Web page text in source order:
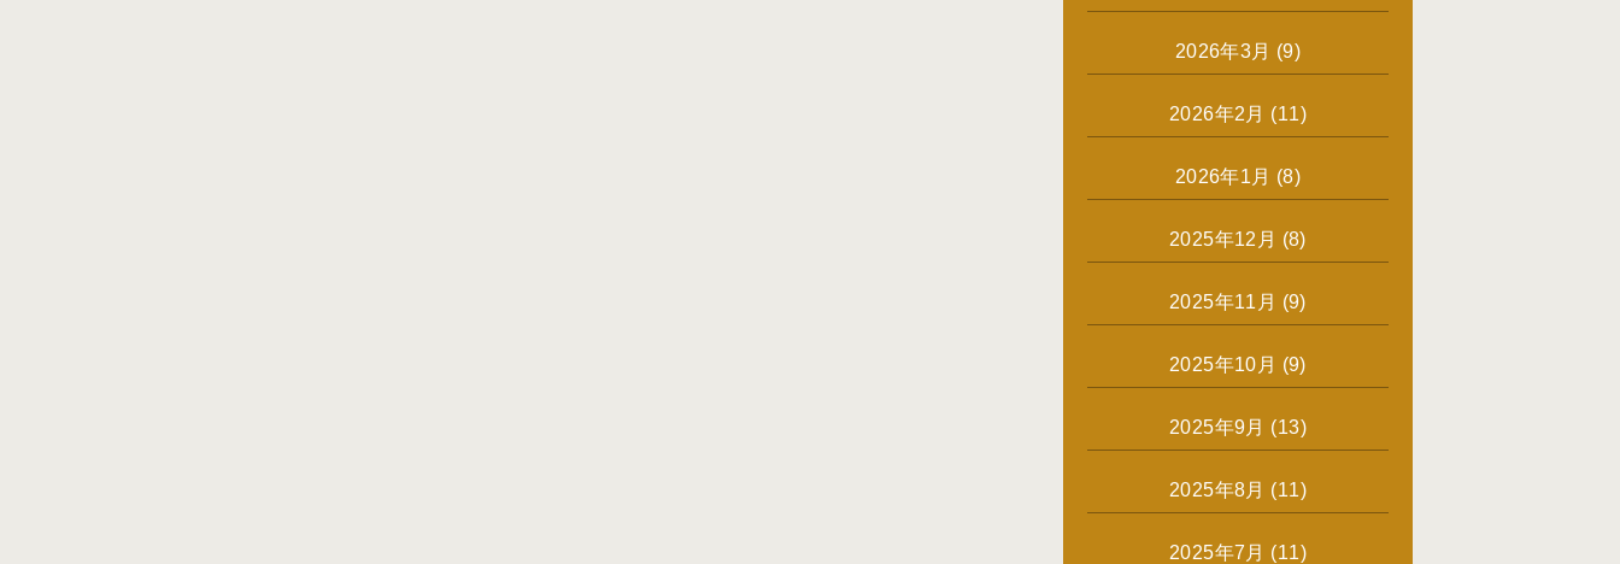
2026年3月 (9)
2026年2月 (11)
2026年1月 (8)
2025年12月 (8)
2025年11月 (9)
2025年10月 (9)
2025年9月 (13)
2025年8月 (11)
2025年7月 (11)